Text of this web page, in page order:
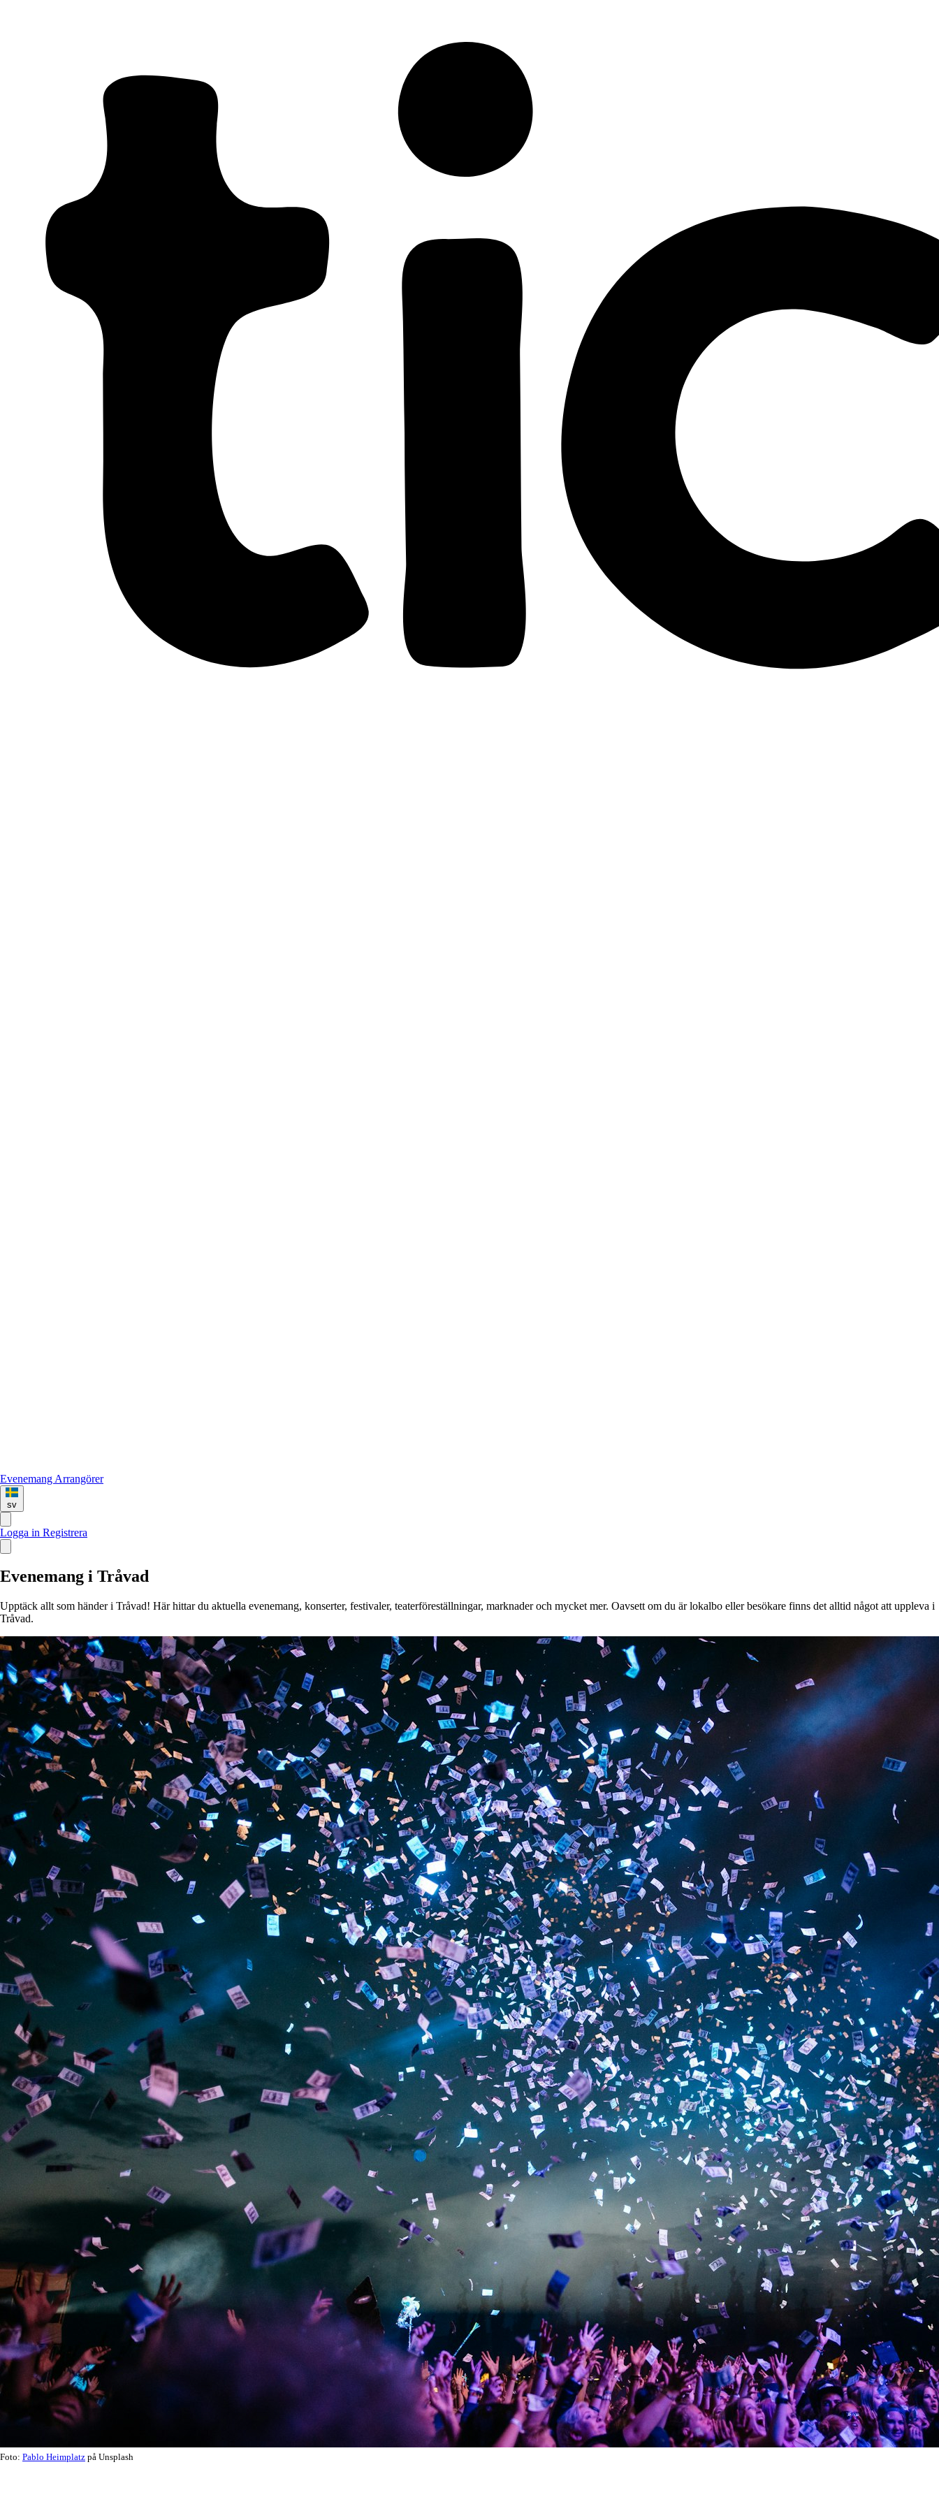
Evenemang Arrangörer
sv
Logga in Registrera
Evenemang i Tråvad
Upptäck allt som händer i Tråvad! Här hittar du aktuella evenemang, konserter, festivaler, teaterföreställningar, marknader och mycket mer. Oavsett om du är lokalbo eller besökare finns det alltid något att uppleva i
Tråvad.
Foto: Pablo Heimplatz på Unsplash